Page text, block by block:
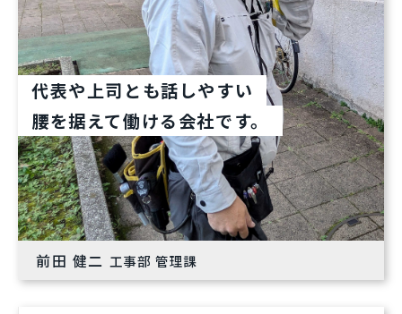
代表や上司とも話しやすい
腰を据えて働ける会社です。
前田 健二 工事部 管理課